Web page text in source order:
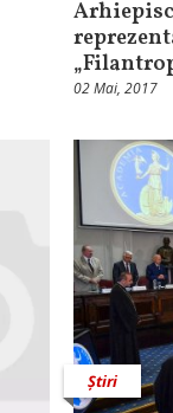
02 Mai, 2017
Știri